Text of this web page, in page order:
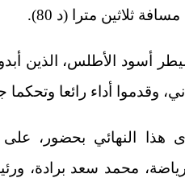
ثلاثين مترا (د 80).
أسود الأطلس، الذين
وقدموا أداء رائعا
هذا النهائي بحضور، على
محمد سعد برادة،